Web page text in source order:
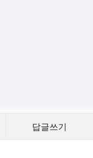
답글쓰기